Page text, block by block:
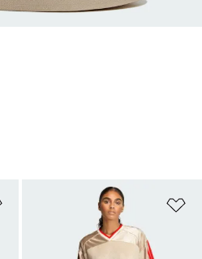
Favori Listesine Ekle